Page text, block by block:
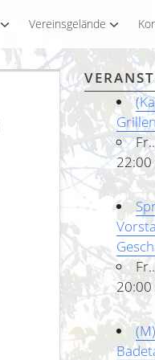
Vereinsgelände
22:00
20:00